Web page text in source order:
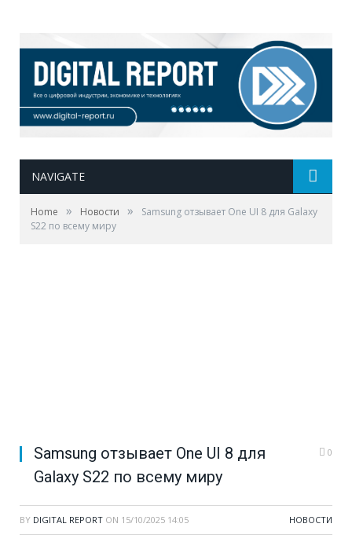
NAVIGATE
Home » Новости »
Samsung отзывает One UI 8 для Galaxy
S22 по всему миру
Samsung отзывает One UI 8 для
Galaxy S22 по всему миру
0
BY DIGITAL REPORT ON 15/10/2025 14:05 НОВОСТИ